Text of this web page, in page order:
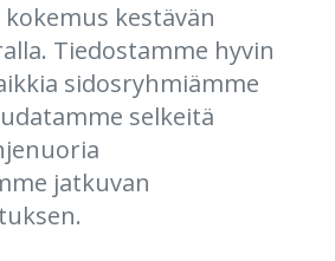
kestävän
Tiedostamme hyvin
sidosryhmiämme
selkeitä
jatkuvan